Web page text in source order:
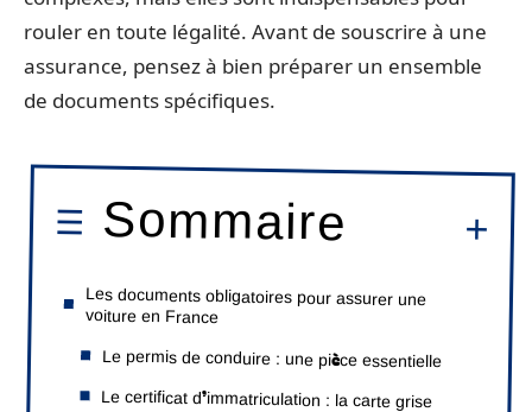
rouler en toute légalité. Avant de souscrire à une
assurance, pensez à bien préparer un ensemble
de documents spécifiques.
Sommaire
Les documents obligatoires pour assurer une
voiture en France
Le permis de conduire : une pièce essentielle
Le certificat d’immatriculation : la carte grise